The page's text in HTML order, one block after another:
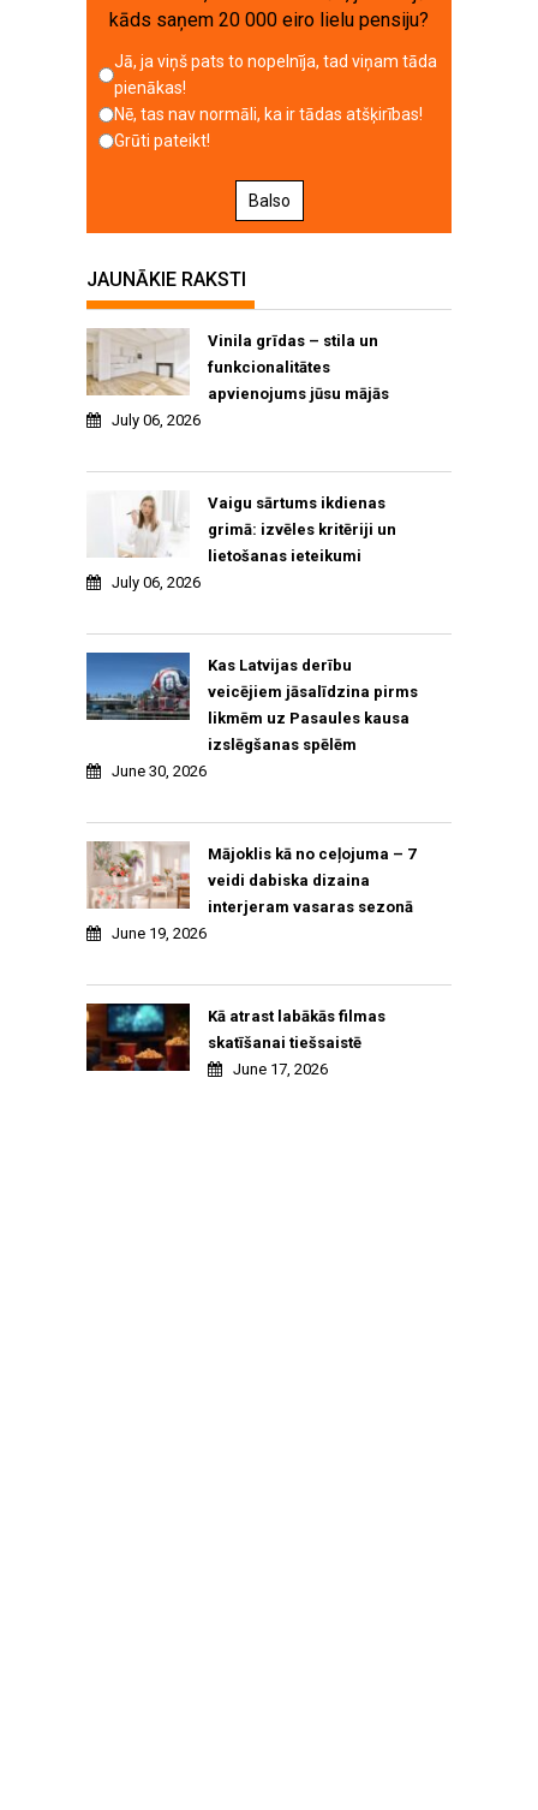
kāds saņem 20 000 eiro lielu pensiju?
Jā, ja viņš pats to nopelnīja, tad viņam tāda
pienākas!
Nē, tas nav normāli, ka ir tādas atšķirības!
Grūti pateikt!
Balso
JAUNĀKIE RAKSTI
Vinila grīdas – stila un
funkcionalitātes
apvienojums jūsu mājās
July 06, 2026
Vaigu sārtums ikdienas
grimā: izvēles kritēriji un
lietošanas ieteikumi
July 06, 2026
Kas Latvijas derību
veicējiem jāsalīdzina pirms
likmēm uz Pasaules kausa
izslēgšanas spēlēm
June 30, 2026
Mājoklis kā no ceļojuma – 7
veidi dabiska dizaina
interjeram vasaras sezonā
June 19, 2026
Kā atrast labākās filmas
skatīšanai tiešsaistē
June 17, 2026